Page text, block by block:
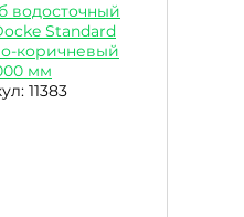
водосточный
Standard
коричневый
мм
11383